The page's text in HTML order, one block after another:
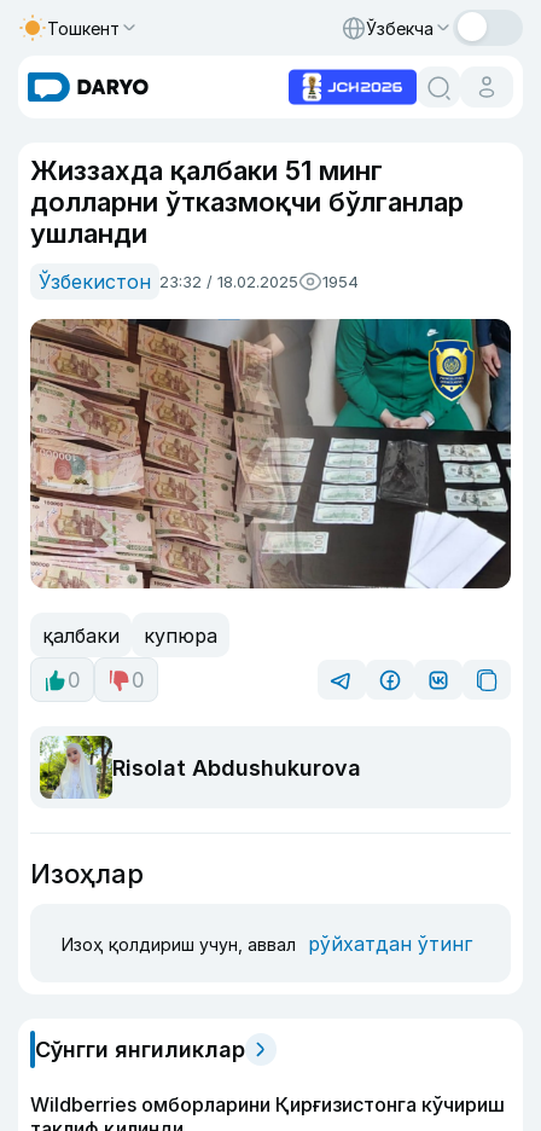
Тошкент Ўзбекча
Жиззахда қалбаки 51 минг
долларни ўтказмоқчи бўлганлар
ушланди
Ўзбекистон 23:32 / 18.02.2025 1954
қалбаки
купюра
0
0
Risolat Abdushukurova
Изоҳлар
Изоҳ қолдириш учун, аввал рўйхатдан ўтинг
Сўнгги янгиликлар
Wildberries омборларини Қирғизистонга кўчириш